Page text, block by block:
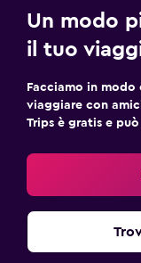
Un modo
il tuo
Facciamo in
viaggiare con
Trips è gratis e